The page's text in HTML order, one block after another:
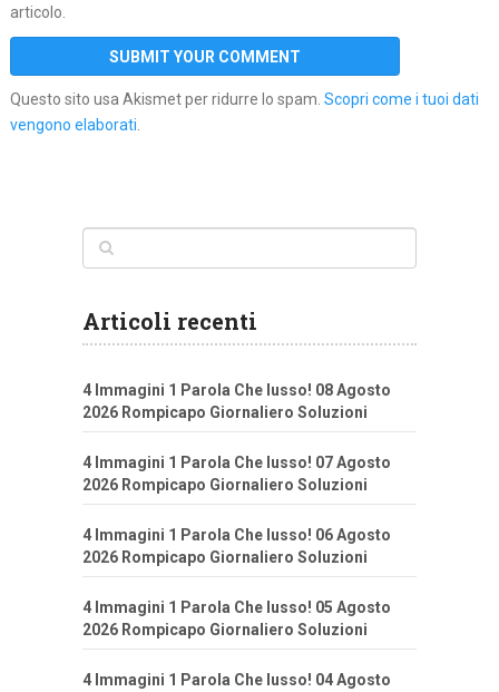
articolo.
Questo sito usa Akismet per ridurre lo spam. Scopri come i tuoi dati
vengono elaborati.
Articoli recenti
4 Immagini 1 Parola Che lusso! 08 Agosto
2026 Rompicapo Giornaliero Soluzioni
4 Immagini 1 Parola Che lusso! 07 Agosto
2026 Rompicapo Giornaliero Soluzioni
4 Immagini 1 Parola Che lusso! 06 Agosto
2026 Rompicapo Giornaliero Soluzioni
4 Immagini 1 Parola Che lusso! 05 Agosto
2026 Rompicapo Giornaliero Soluzioni
4 Immagini 1 Parola Che lusso! 04 Agosto